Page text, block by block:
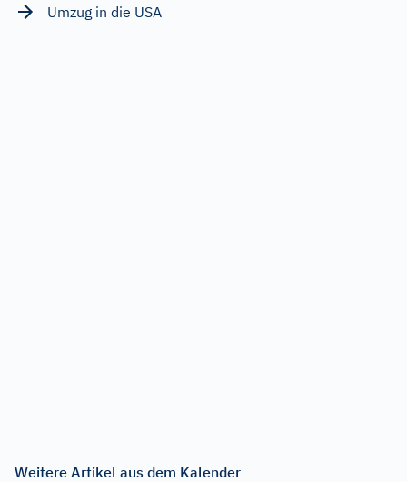
Umzug in die USA
Weitere Artikel aus dem Kalender